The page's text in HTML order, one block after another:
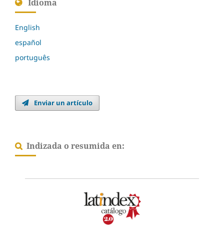
Idioma
English
español
português
Enviar un artículo
Indizada o resumida en: